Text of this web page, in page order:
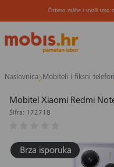
na
sadržaj
Čistimo zalihe i snizili smo
Naslovnica Mobiteli i fiksni
Mobitel Xiaomi Redmi
Šifra: 172718